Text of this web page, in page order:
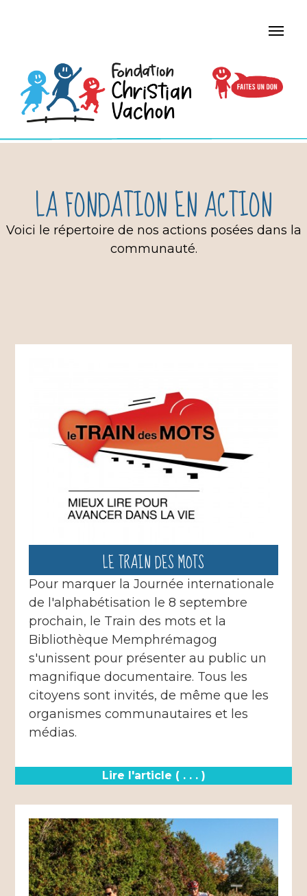
LA FONDATION EN ACTION
Voici le répertoire de nos actions posées dans la
communauté.
LE TRAIN DES MOTS
Pour marquer la Journée internationale
de l'alphabétisation le 8 septembre
prochain, le Train des mots et la
Bibliothèque Memphrémagog
s'unissent pour présenter au public un
magnifique documentaire. Tous les
citoyens sont invités, de même que les
organismes communautaires et les
médias.
Lire l'article ( . . . )